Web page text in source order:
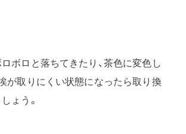
ボロと落ちてきたり、茶色に変色し
が取りにくい状態になったら取り換
ょう。